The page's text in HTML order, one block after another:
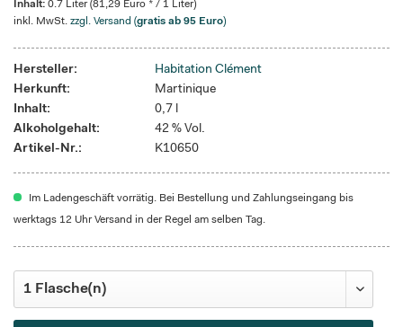
Inhalt: 0.7 Liter (81,29 Euro * / 1 Liter)
inkl. MwSt. zzgl. Versand (gratis ab 95 Euro)
Hersteller:
Habitation Clément
Herkunft:
Martinique
Inhalt:
0,7 l
Alkoholgehalt:
42 % Vol.
Artikel-Nr.:
K10650
Im Ladengeschäft vorrätig. Bei Bestellung und Zahlungseingang bis
werktags 12 Uhr Versand in der Regel am selben Tag.